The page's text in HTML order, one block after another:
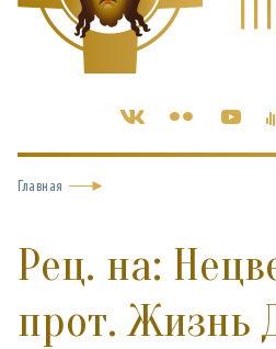
Главная
Рец. на:
прот. Жизнь